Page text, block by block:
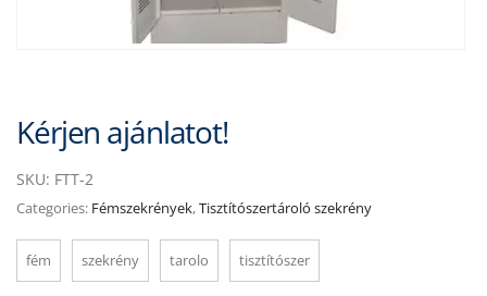
Kérjen ajánlatot!
SKU: FTT-2
Categories: Fémszekrények,Tisztítószertároló szekrény
fém szekrény tarolo tisztítószer